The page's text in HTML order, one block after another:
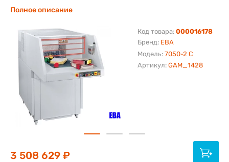
Бренд: EBA
Модель: 7050-2 C
Код товара: 000016178
Артикул: GAM_1428
Полное описание
3 508 629 ₽